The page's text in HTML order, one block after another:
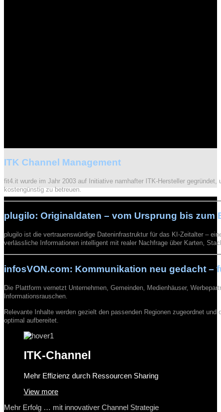
ITK Channel Management
fit4.it wurde im Jahr 2003 auf Initiative namhafter ITK-Hersteller
kostengünstig zu betreuen.
plugilo: Originaldaten – vom Ursprung bis zum
plugilo ist die vertrauenswürdige Dateninfrastruktur für das KI-Zeitalter –
verlässliche Informationen intelligent mit realer Nachfrage über Karten,
infosVON.com: Kommunikation neu gedacht –
Die Plattform vernetzt Unternehmen, Gemeinden, Medienhäuser,
Informationsrauschen.
Relevante Inhalte werden gezielt den passenden Regionen zugeordnet
optimal aufbereitet.
ITK-Channel
Mehr Effizienz durch Ressourcen Sharing
View more
Mehr Erfolg … mit innovativer Channel Strategie